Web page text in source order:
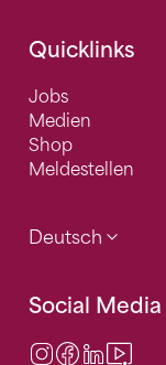
Quicklinks
Jobs
Medien
Shop
Meldestellen
Deutsch
Social Media
Instagram
Facebook